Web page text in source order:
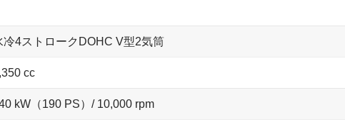
冷4ストロークDOHC V型2気筒
cc
kW（190 PS）/ 10,000 rpm